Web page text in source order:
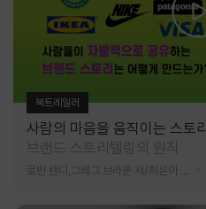
북트레일러
사람의 마음을 움직이는 스토리
브랜드 스토리텔링의 원칙